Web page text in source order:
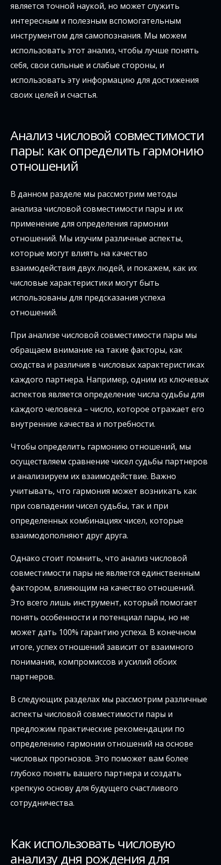
является точной наукой, но может служить
интересным и полезным вспомогательным
инструментом для самопознания. Мы можем
использовать этот анализ, чтобы лучше понять
себя, свои сильные и слабые стороны, и
использовать эту информацию для достижения
своих целей и счастья.
Анализ числовой совместимости
пары: как определить гармонию
отношений
В данном разделе мы рассмотрим методы
анализа числовой совместимости пары и их
применение для определения гармонии
отношений. Мы изучим различные аспекты,
которые могут влиять на качество
взаимодействия двух людей, и покажем, как их
числовые характеристики могут быть
использованы для предсказания успеха
отношений.
При анализе числовой совместимости пары мы
обращаем внимание на такие факторы, как
сходства и различия в числовых характеристиках
каждого партнера. Например, одним из ключевых
аспектов является определение числа судьбы для
каждого человека – число, которое отражает его
внутренние качества и потребности.
Чтобы определить гармонию отношений, мы
осуществляем сравнение чисел судьбы партнеров
и анализируем их взаимодействие. Важно
учитывать, что гармония может возникать как
при совпадении чисел судьбы, так и при
определенных комбинациях чисел, которые
взаимодополняют друг друга.
Однако стоит помнить, что анализ числовой
совместимости пары не является единственным
фактором, влияющим на качество отношений.
Это всего лишь инструмент, который помогает
понять особенности и потенциал пары, но не
может дать 100% гарантию успеха. В конечном
итоге, успех отношений зависит от взаимного
понимания, компромиссов и усилий обоих
партнеров.
В следующих разделах мы рассмотрим различные
аспекты числовой совместимости пары и
предложим практические рекомендации по
определению гармонии отношений на основе
числовых прогнозов. Это поможет вам более
глубоко понять вашего партнера и создать
крепкую основу для будущего счастливого
сотрудничества.
Как использовать числовую
анализу дня рождения для